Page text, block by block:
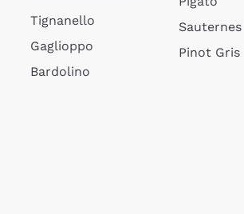
Tignanello
Gaglioppo
Bardolino
Sauternes
Pinot Gris